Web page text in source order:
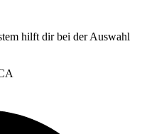
hilft dir bei der Auswahl